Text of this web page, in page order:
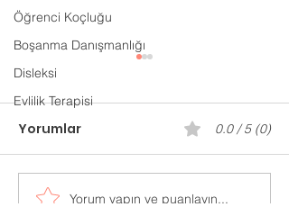
Öğrenci Koçluğu
Boşanma Danışmanlığı
Disleksi
Evlilik Terapisi
Evlilik Öncesi
Yorumlar 0.0 / 5 (0)
Yorum yapın ve puanlayın...